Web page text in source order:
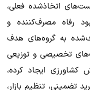
اتخاذشده فعلی،
رفاه مصرف‌کننده و
به گروه‌های هدف
تخصیصی و توزیعی
کشاورزی ایجاد کرده،
تضمینی، تنظیم بازار،